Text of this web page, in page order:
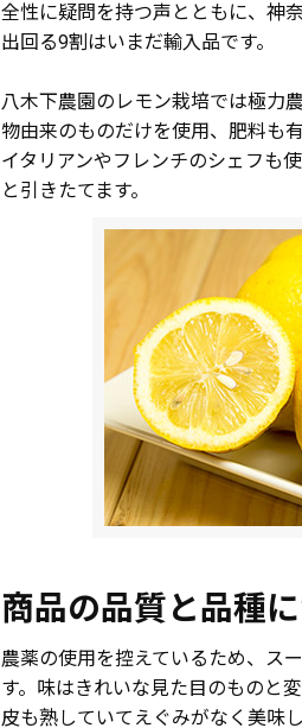
全性に疑問を持つ声とともに、神
出回る9割はいまだ輸入品です。
八木下農園のレモン栽培では極力
物由来のものだけを使用、肥料も
イタリアンやフレンチのシェフも
と引きたてます。
商品の品質と品種
農薬の使用を控えているため、ス
す。味はきれいな見た目のものと変
皮も熟していてえぐみがなく美味